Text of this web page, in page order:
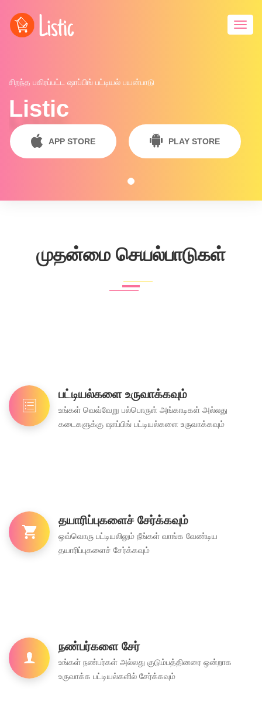
சிறந்த பகிரப்பட்ட ஷாப்பிங் பட்டியல் பயன்பாடு
Listic
APP STORE PLAY STORE
முதன்மை செயல்பாடுகள்
பட்டியல்களை உருவாக்கவும்
உங்கள் வெவ்வேறு பல்பொருள் அங்காடிகள் அல்லது
கடைகளுக்கு ஷாப்பிங் பட்டியல்களை உருவாக்கவும்
தயாரிப்புகளைச் சேர்க்கவும்
ஒவ்வொரு பட்டியலிலும் நீங்கள் வாங்க வேண்டிய
தயாரிப்புகளைச் சேர்க்கவும்
நண்பர்களை சேர்
உங்கள் நண்பர்கள் அல்லது குடும்பத்தினரை ஒன்றாக
உருவாக்க பட்டியல்களில் சேர்க்கவும்